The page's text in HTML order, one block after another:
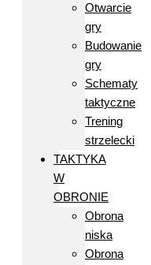
Otwarcie
gry
Budowanie
gry
Schematy
taktyczne
Trening
strzelecki
TAKTYKA
W
OBRONIE
Obrona
niska
Obrona